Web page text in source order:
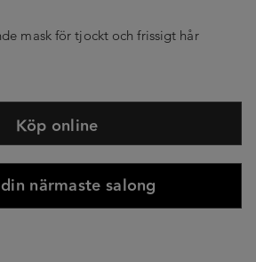
mask för tjockt och frissigt hår
Köp online
närmaste salong